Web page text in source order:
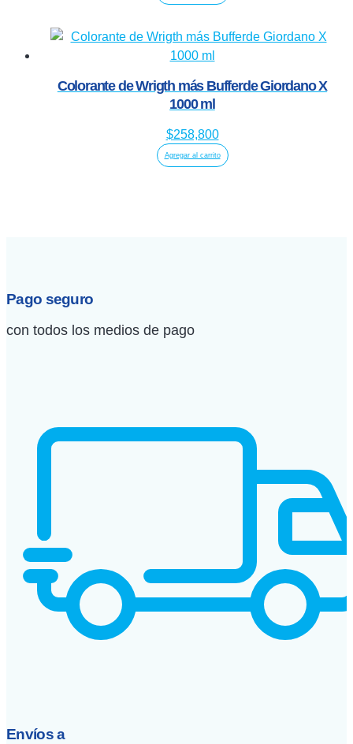
Colorante de Wrigth más Bufferde Giordano X
1000 ml
$258,800
Agregar al carrito
Pago seguro
con todos los medios de pago
Envíos a